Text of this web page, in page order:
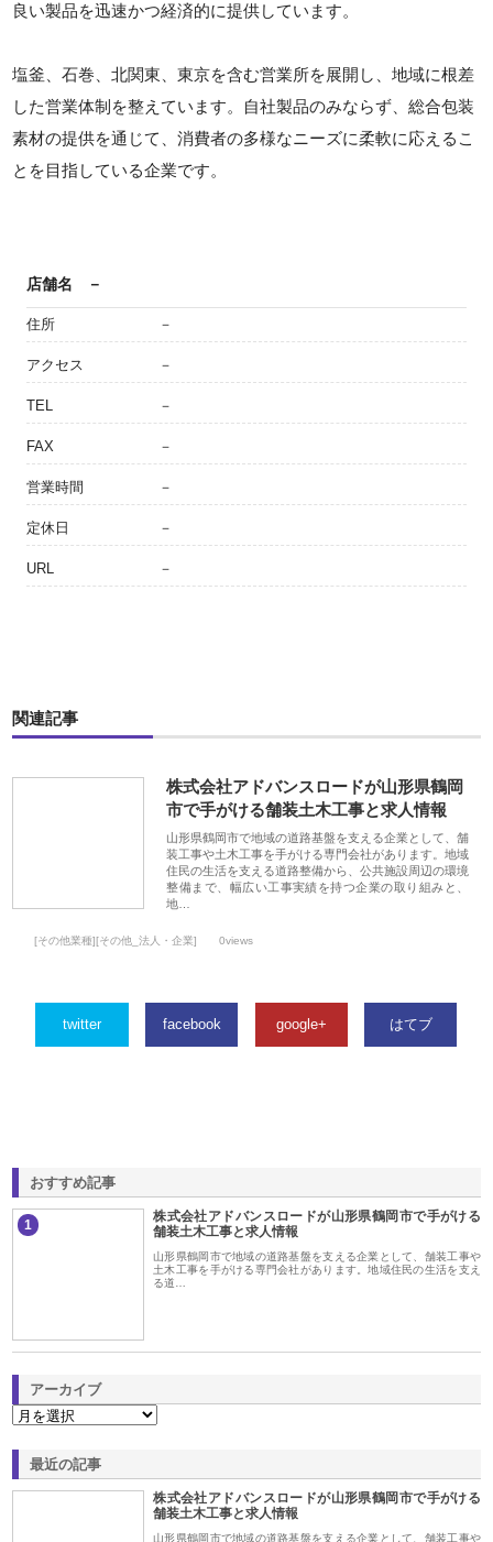
良い製品を迅速かつ経済的に提供しています。
塩釜、石巻、北関東、東京を含む営業所を展開し、地域に根差
した営業体制を整えています。自社製品のみならず、総合包装
素材の提供を通じて、消費者の多様なニーズに柔軟に応えるこ
とを目指している企業です。
店舗名 －
住所 －
アクセス －
TEL －
FAX －
営業時間 －
定休日 －
URL －
関連記事
株式会社アドバンスロードが山形県鶴岡
市で手がける舗装土木工事と求人情報
山形県鶴岡市で地域の道路基盤を支える企業として、舗
装工事や土木工事を手がける専門会社があります。地域
住民の生活を支える道路整備から、公共施設周辺の環境
整備まで、幅広い工事実績を持つ企業の取り組みと、
地…
[その他業種][その他_法人・企業] 0views
twitter facebook google+ はてブ
おすすめ記事
1
株式会社アドバンスロードが山形県鶴岡市で手がける
舗装土木工事と求人情報
山形県鶴岡市で地域の道路基盤を支える企業として、舗装工事や
土木工事を手がける専門会社があります。地域住民の生活を支え
る道…
アーカイブ
最近の記事
株式会社アドバンスロードが山形県鶴岡市で手がける
舗装土木工事と求人情報
山形県鶴岡市で地域の道路基盤を支える企業として、舗装工事や